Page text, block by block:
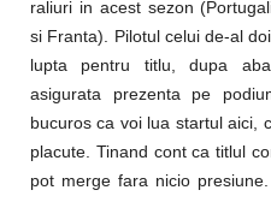
raliuri in acest sezon
si Franta). Pilotul celui de-al
lupta pentru titlu, dupa
asigurata prezenta pe
bucuros ca voi lua startul aici,
placute. Tinand cont ca titlul
pot merge fara nicio